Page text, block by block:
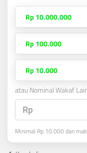
Rp 10.000.000
Rp 100.000
Rp 10.000
atau Nominal Wakaf
Rp
Minimal Rp 10.000 dan